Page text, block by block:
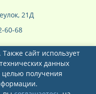
21Д
60-68
Также сайт использует
данных
целью получения